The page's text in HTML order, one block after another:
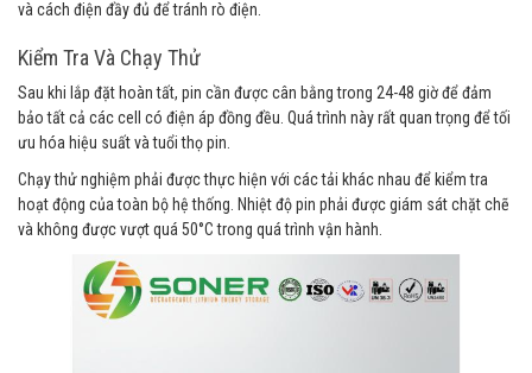
và cách điện đầy đủ để tránh rò điện.
Kiểm Tra Và Chạy Thử
Sau khi lắp đặt hoàn tất, pin cần được cân bằng trong 24-48 giờ để đảm
bảo tất cả các cell có điện áp đồng đều. Quá trình này rất quan trọng để tối
ưu hóa hiệu suất và tuổi thọ pin.
Chạy thử nghiệm phải được thực hiện với các tải khác nhau để kiểm tra
hoạt động của toàn bộ hệ thống. Nhiệt độ pin phải được giám sát chặt chẽ
và không được vượt quá 50°C trong quá trình vận hành.